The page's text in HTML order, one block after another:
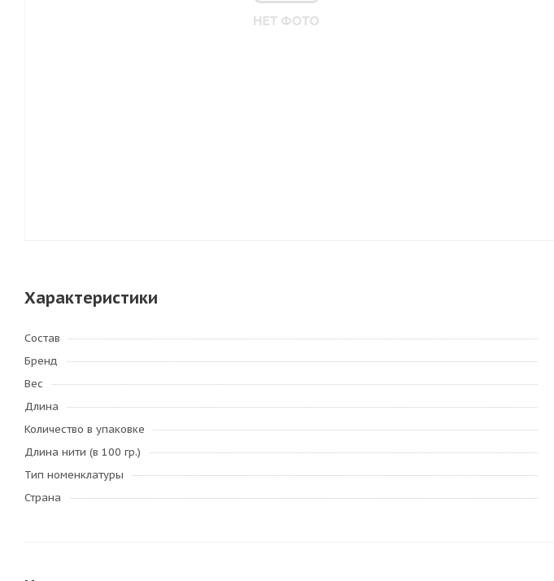
Характеристики
Состав
Бренд
Вес
Длина
Количество в упаковке
Длина нити (в 100 гр.)
Тип номенклатуры
Страна